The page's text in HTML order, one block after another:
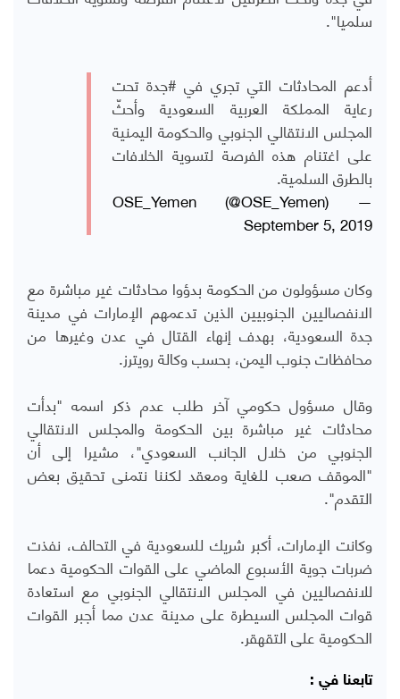
سلميا".
أدعم المحادثات التي تجري في #جدة تحت
رعاية المملكة العربية السعودية وأحثّ
المجلس الانتقالي الجنوبي والحكومة اليمنية
على اغتنام هذه الفرصة لتسوية الخلافات
بالطرق السلمية.
— OSE_Yemen (@OSE_Yemen)
September 5, 2019
وكان مسؤولون من الحكومة بدؤوا محادثات غير مباشرة مع
الانفصاليين الجنوبيين الذين تدعمهم الإمارات في مدينة
جدة السعودية، بهدف إنهاء القتال في عدن وغيرها من
محافظات جنوب اليمن، بحسب وكالة رويترز.
وقال مسؤول حكومي آخر طلب عدم ذكر اسمه "بدأت
محادثات غير مباشرة بين الحكومة والمجلس الانتقالي
الجنوبي من خلال الجانب السعودي"، مشيرا إلى أن
"الموقف صعب للغاية ومعقد لكننا نتمنى تحقيق بعض
التقدم".
وكانت الإمارات، أكبر شريك للسعودية في التحالف، نفذت
ضربات جوية الأسبوع الماضي على القوات الحكومية دعما
للانفصاليين في المجلس الانتقالي الجنوبي مع استعادة
قوات المجلس السيطرة على مدينة عدن مما أجبر القوات
الحكومية على التقهقر.
تابعنا في :